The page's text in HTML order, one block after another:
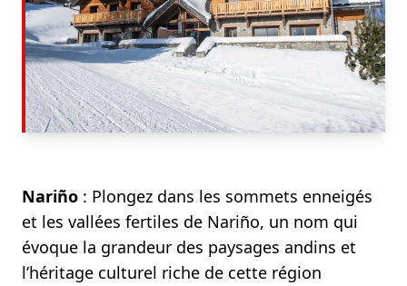
Nariño : Plongez dans les sommets enneigés
et les vallées fertiles de Nariño, un nom qui
évoque la grandeur des paysages andins et
l’héritage culturel riche de cette région